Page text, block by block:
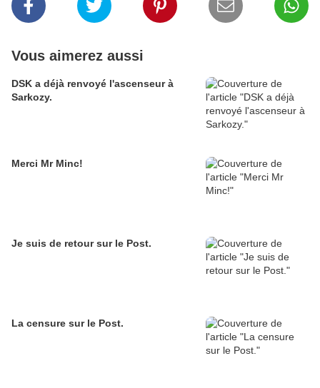
Vous aimerez aussi
DSK a déjà renvoyé l'ascenseur à
Sarkozy.
Merci Mr Minc!
Je suis de retour sur le Post.
La censure sur le Post.